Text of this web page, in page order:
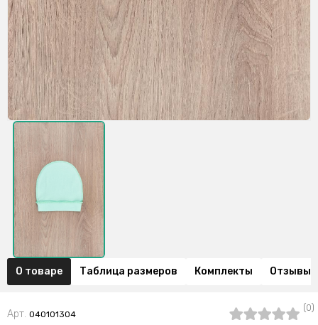
О товаре Таблица размеров Комплекты Отзывы
Арт. 040101304
(0)